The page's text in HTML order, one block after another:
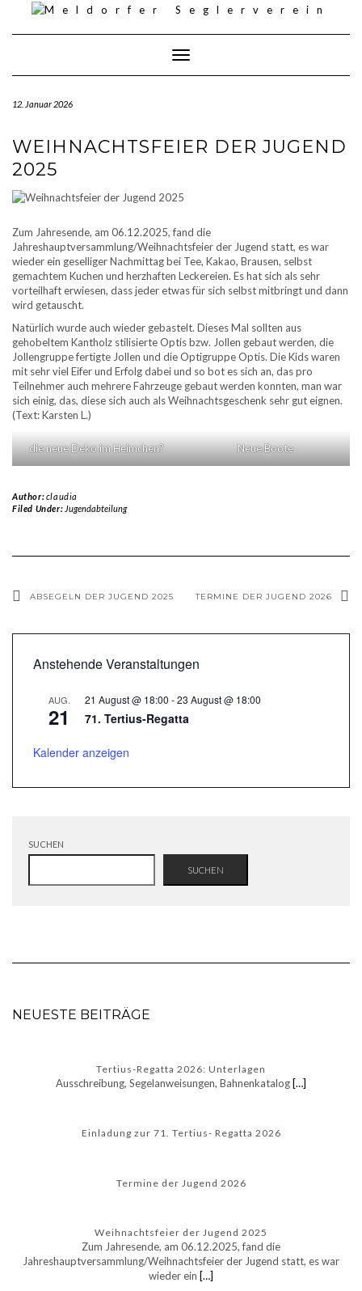
content
Toggle Navigation
12. Januar 2026
WEIHNACHTSFEIER DER JUGEND
2025
Zum Jahresende, am 06.12.2025, fand die
Jahreshauptversammlung/Weihnachtsfeier der Jugend statt, es war
wieder ein geselliger Nachmittag bei Tee, Kakao, Brausen, selbst
gemachtem Kuchen und herzhaften Leckereien. Es hat sich als sehr
vorteilhaft erwiesen, dass jeder etwas für sich selbst mitbringt und dann
wird getauscht.
Natürlich wurde auch wieder gebastelt. Dieses Mal sollten aus
gehobeltem Kantholz stilisierte Optis bzw. Jollen gebaut werden, die
Jollengruppe fertigte Jollen und die Optigruppe Optis. Die Kids waren
mit sehr viel Eifer und Erfolg dabei und so bot es sich an, das pro
Teilnehmer auch mehrere Fahrzeuge gebaut werden konnten, man war
sich einig, das, diese sich auch als Weihnachtsgeschenk sehr gut eignen.
(Text: Karsten L.)
die neue Deko im Heimchen? Neue Boote
Author:claudia
Filed Under: Jugendabteilung
ABSEGELN DER JUGEND 2025 TERMINE DER JUGEND 2026
Anstehende Veranstaltungen
AUG.
21
21 August @ 18:00 -23 August @ 18:00
71. Tertius-Regatta
Kalender anzeigen
SUCHEN
SUCHEN
NEUESTE BEITRÄGE
Tertius-Regatta 2026: Unterlagen
Ausschreibung, Segelanweisungen, Bahnenkatalog […]
Einladung zur 71. Tertius- Regatta 2026
Termine der Jugend 2026
Weihnachtsfeier der Jugend 2025
Zum Jahresende, am 06.12.2025, fand die
Jahreshauptversammlung/Weihnachtsfeier der Jugend statt, es war
wieder ein […]